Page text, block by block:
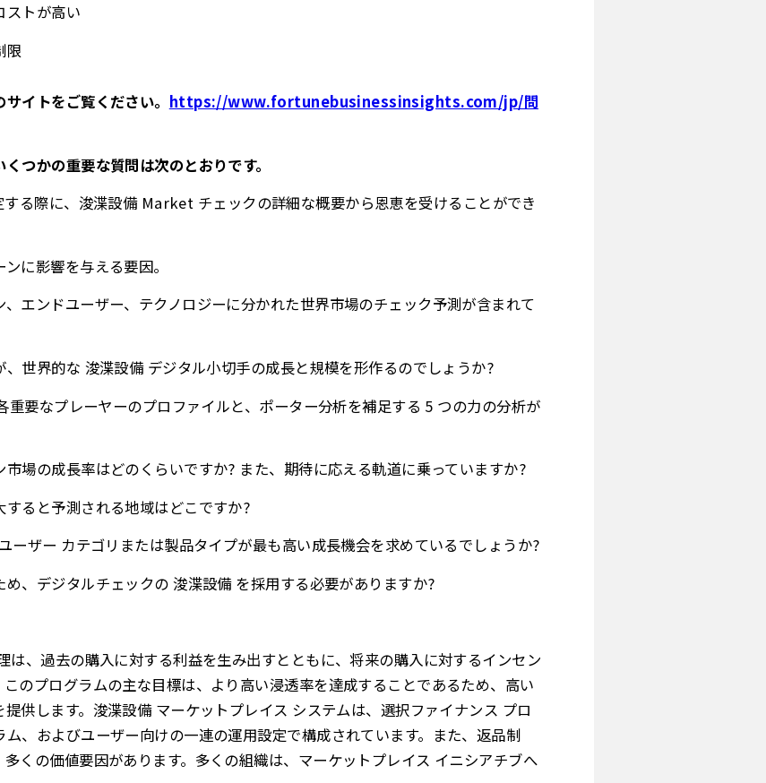
ストが高い
限
イトをご覧ください。 https://www.fortunebusinessinsights.com/jp/問
つかの重要な質問は次のとおりです。
る際に、浚渫設備 Market チェックの詳細な概要から恩恵を受けることができ
に影響を与える要因。
エンドユーザー、テクノロジーに分かれた世界市場のチェック予測が含まれて
世界的な 浚渫設備 デジタル小切手の成長と規模を形作るのでしょうか?
重要なプレーヤーのプロファイルと、ポーター分析を補足する 5 つの力の分析が
場の成長率はどのくらいですか? また、期待に応える軌道に乗っていますか?
ると予測される地域はどこですか?
ーザー カテゴリまたは製品タイプが最も高い成長機会を求めているでしょうか?
、デジタルチェックの 浚渫設備 を採用する必要がありますか?
は、過去の購入に対する利益を生み出すとともに、将来の購入に対するインセン
のプログラムの主な目標は、より高い浸透率を達成することであるため、高い
供します。浚渫設備 マーケットプレイス システムは、選択ファイナンス プロ
、およびユーザー向けの一連の運用設定で構成されています。また、返品制
くの価値要因があります。多くの組織は、マーケットプレイス イニシアチブへ